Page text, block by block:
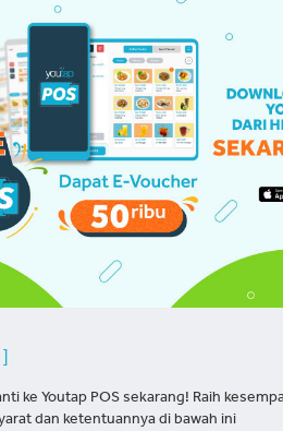
ke Youtap POS sekarang! Raih
dan ketentuannya di bawah ini